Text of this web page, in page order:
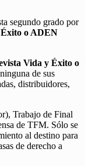
segundo grado por
o ADEN
Vida y Éxito o
de sus
distribuidores,
Trabajo de Final
de TFM. Sólo se
al destino para
de derecho a